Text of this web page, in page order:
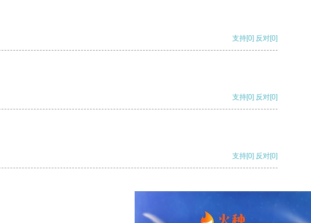
支持[0] 反对[0]
支持[0] 反对[0]
支持[0] 反对[0]
支持